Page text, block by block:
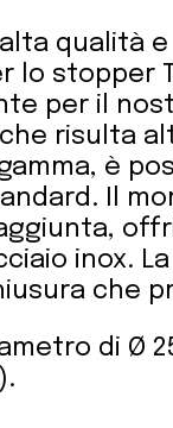
alta qualità
lo stopper
per il
risulta
è
Il
inox.
che
di Ø